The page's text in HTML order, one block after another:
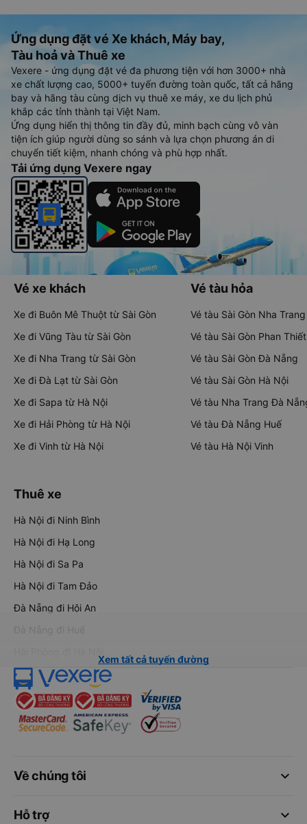
Ứng dụng đặt vé Xe khách, Máy bay,
Tàu hoả và Thuê xe
Vexere - ứng dụng đặt vé đa phương tiện với hơn 3000+ nhà
xe chất lượng cao, 5000+ tuyến đường toàn quốc, tất cả hãng
bay và hãng tàu cùng dịch vụ thuê xe máy, xe du lịch phủ
khắp các tỉnh thành tại Việt Nam.
Ứng dụng hiển thị thông tin đầy đủ, minh bạch cùng vô vàn
tiện ích giúp người dùng so sánh và lựa chọn phương án di
chuyển tiết kiệm, nhanh chóng và phù hợp nhất.
Tải ứng dụng Vexere ngay
Vé xe khách
Xe đi Buôn Mê Thuột từ Sài Gòn
Xe đi Vũng Tàu từ Sài Gòn
Xe đi Nha Trang từ Sài Gòn
Xe đi Đà Lạt từ Sài Gòn
Xe đi Sapa từ Hà Nội
Xe đi Hải Phòng từ Hà Nội
Xe đi Vinh từ Hà Nội
Vé tàu hỏa
Vé tàu Sài Gòn Nha Trang
Vé tàu Sài Gòn Phan Thiết
Vé tàu Sài Gòn Đà Nẵng
Vé tàu Sài Gòn Hà Nội
Vé tàu Nha Trang Đà
Vé tàu Đà Nẵng Huế
Vé tàu Hà Nội Vinh
Thuê xe
Hà Nội đi Ninh Bình
Hà Nội đi Hạ Long
Hà Nội đi Sa Pa
Hà Nội đi Tam Đảo
Đà Nẵng đi Hội An
Đà Nẵng đi Huế
Xem tất cả tuyến đường
keyboard_arrow_down
Về chúng tôi
keyboard_arrow_down
Hỗ trợ